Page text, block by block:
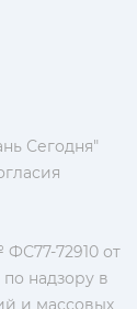
Сегодня"
72910 от
надзору в
и массовых